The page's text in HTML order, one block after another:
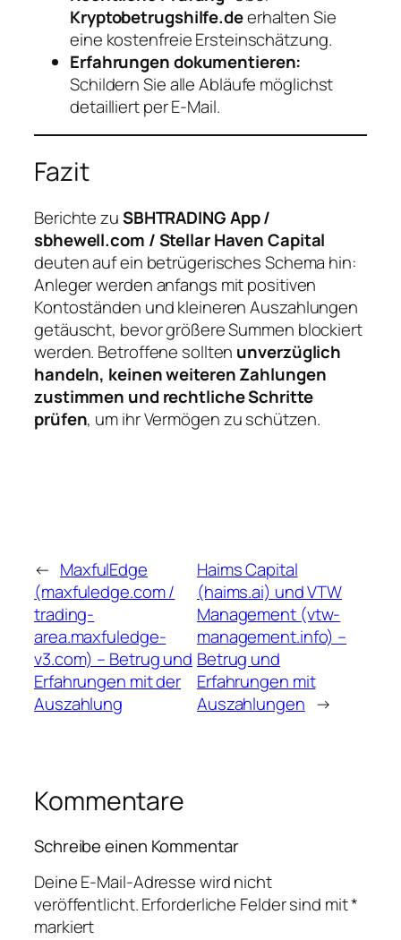
Kryptobetrugshilfe.deerhalten Sie
eine kostenfreie Ersteinschätzung.
Erfahrungen dokumentieren:
Schildern Sie alle Abläufe möglichst
detailliert per E-Mail.
Fazit
Berichte zuSBHTRADING App /
sbhewell.com / Stellar Haven Capital
deuten auf ein betrügerisches Schema hin:
Anleger werden anfangs mit positiven
Kontoständen und kleineren Auszahlungen
getäuscht, bevor größere Summen blockiert
werden. Betroffene sollten unverzüglich
handeln, keinen weiteren Zahlungen
zustimmen und rechtliche Schritte
prüfen, um ihr Vermögen zu schützen.
← MaxfulEdge
(maxfuledge.com /
trading-
area.maxfuledge-
v3.com) – Betrug und
Erfahrungen mit der
Auszahlung
Haims Capital
(haims.ai) und VTW
Management (vtw-
management.info) –
Betrug und
Erfahrungen mit
Auszahlungen →
Kommentare
Schreibe einen Kommentar
Deine E-Mail-Adresse wird nicht
veröffentlicht.Erforderliche Felder sind mit*
markiert